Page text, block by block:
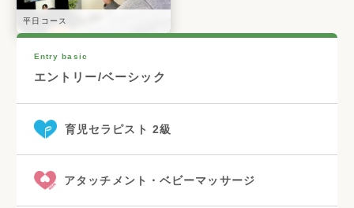
平日コース
Entry basic
エントリー/ベーシック
育児セラピスト 2級
アタッチメント・ベビーマッサージ